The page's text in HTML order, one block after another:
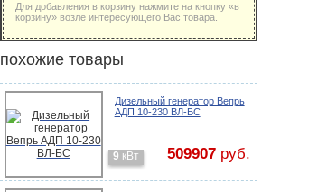
Для добавления в корзину нажмите на кнопку «в
корзину» возле интересующего Вас товара.
похожие товары
Дизельный генератор Вепрь
АДП 10-230 ВЛ-БС
9 кВт 509907руб.